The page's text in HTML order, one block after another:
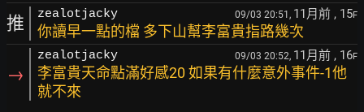
推 zealotjacky 09/03 20:51, 11月前 , 15F
你讀早一點的檔 多下山幫李富貴指路幾次
→
zealotjacky 09/03 20:52, 11月前 , 16F
李富貴天命點滿好感20 如果有什麼意外事件-1他
就不來